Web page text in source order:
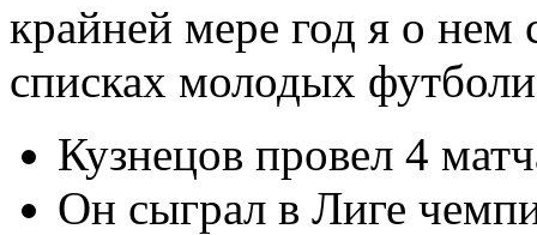
крайней мере год я о
списках молодых
Кузнецов провел 4
Он сыграл в Лиге